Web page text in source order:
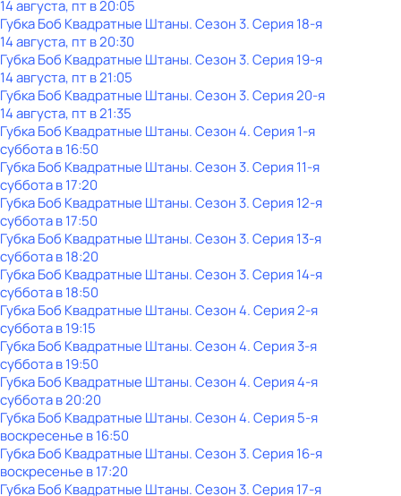
14 августа, пт в 20:05
Губка Боб Квадратные Штаны. Сезон 3. Серия 18-я
14 августа, пт в 20:30
Губка Боб Квадратные Штаны. Сезон 3. Серия 19-я
14 августа, пт в 21:05
Губка Боб Квадратные Штаны. Сезон 3. Серия 20-я
14 августа, пт в 21:35
Губка Боб Квадратные Штаны. Сезон 4. Серия 1-я
субботав16:50
Губка Боб Квадратные Штаны. Сезон 3. Серия 11-я
субботав17:20
Губка Боб Квадратные Штаны. Сезон 3. Серия 12-я
субботав17:50
Губка Боб Квадратные Штаны. Сезон 3. Серия 13-я
субботав18:20
Губка Боб Квадратные Штаны. Сезон 3. Серия 14-я
субботав18:50
Губка Боб Квадратные Штаны. Сезон 4. Серия 2-я
субботав19:15
Губка Боб Квадратные Штаны. Сезон 4. Серия 3-я
субботав19:50
Губка Боб Квадратные Штаны. Сезон 4. Серия 4-я
субботав20:20
Губка Боб Квадратные Штаны. Сезон 4. Серия 5-я
воскресенье в16:50
Губка Боб Квадратные Штаны. Сезон 3. Серия 16-я
воскресенье в17:20
Губка Боб Квадратные Штаны. Сезон 3. Серия 17-я